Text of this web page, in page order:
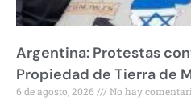
Argentina: Protestas
Propiedad de Tierra de
6 de agosto, 2026 No hay